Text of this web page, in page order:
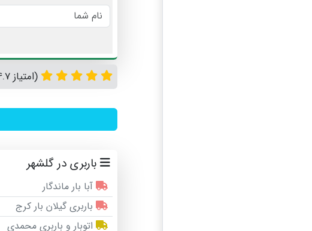
(امتیاز 4.7 | 2701 رای)
باربری در گلشهر
آبا بار ماندگار
باربری گیلان بار کرج
اتوبار و باربری محمدی